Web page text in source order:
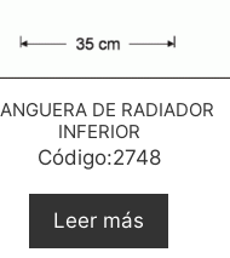
DE RADIADOR
INFERIOR
Código:2748
Leer más